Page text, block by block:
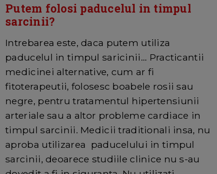
Putem folosi paducelul in timpul
sarcinii?
Intrebarea este, daca putem utiliza
paducelul in timpul saricinii... Practicantii
medicinei alternative, cum ar fi
fitoterapeutii, folosesc boabele rosii sau
negre, pentru tratamentul hipertensiunii
arteriale sau a altor probleme cardiace in
timpul sarcinii. Medicii traditionali insa, nu
aproba utilizarea paducelului in timpul
sarcinii, deoarece studiile clinice nu s-au